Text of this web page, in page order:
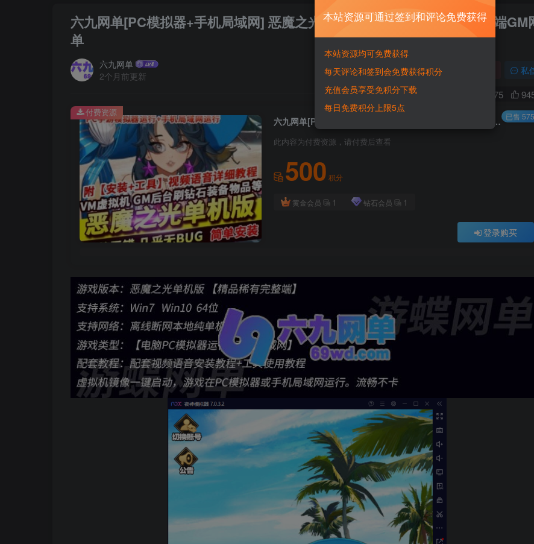
六九网单[PC模拟器+手机局域网] 恶魔之光单机版手游一键稀有完整服务端GM
单
六九网单
2个月前更新
私
1375
六九网单[PC模拟器+手机局域网] 恶魔之光单机版手游一键稀有完整服务端GM网单
此内容为付费资源，请付费后查看
500 积分
黄金会员 1 钻石会员 1
登录购买
付费资源 已售
本站资源可通过签到和评论免费获得
本站资源均可免费获得
每天评论和签到会免费获得积分
充值会员享受免积分下载
每日免费积分上限5点